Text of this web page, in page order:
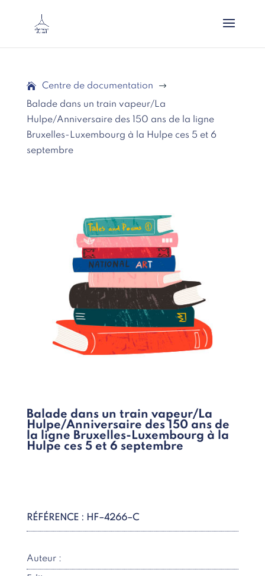
Centre de documentation
$
Balade dans un train vapeur/La
Hulpe/Anniversaire des 150 ans de la ligne
Bruxelles-Luxembourg à la Hulpe ces 5 et 6
septembre
Balade dans un train vapeur/La
Hulpe/Anniversaire des 150 ans de
la ligne Bruxelles-Luxembourg à la
Hulpe ces 5 et 6 septembre
RÉFÉRENCE : HF–4266–C
Auteur :